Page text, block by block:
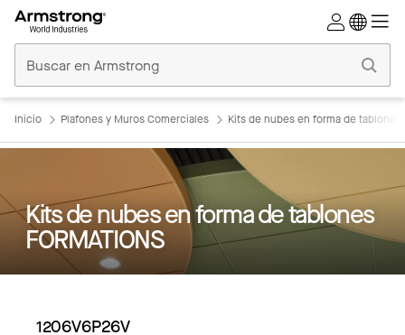
Comerciales
Inicio
Inicio Plafones y Muros Comerciales Kits de nubes en forma de tablones
Kits de nubes en forma de tablones
FORMATIONS
1206V6P26V